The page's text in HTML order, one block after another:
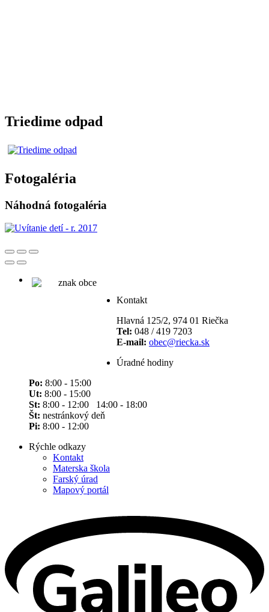
Triedime odpad
Fotogaléria
Náhodná fotogaléria
Kontakt
Hlavná 125/2, 974 01 Riečka
Tel: 048 / 419 7203
E-mail: obec@riecka.sk
Úradné hodiny
Po: 8:00 - 15:00
Ut: 8:00 - 15:00
St: 8:00 - 12:00 14:00 - 18:00
Št: nestránkový deň
Pi: 8:00 - 12:00
Rýchle odkazy
Kontakt
Materska škola
Farský úrad
Mapový portál